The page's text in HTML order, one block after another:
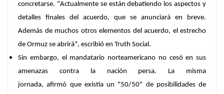
concretarse. "Actualmente se están debatiendo los aspectos y
detalles finales del acuerdo, que se anunciará en breve.
Además de muchos otros elementos del acuerdo, el estrecho
de Ormuz se abrirá", escribió en Truth Social.
Sin embargo, el mandatario norteamericano no cesó en sus
amenazas contra la nación persa. La misma
jornada, afirmó que existía un "50/50" de posibilidadesde